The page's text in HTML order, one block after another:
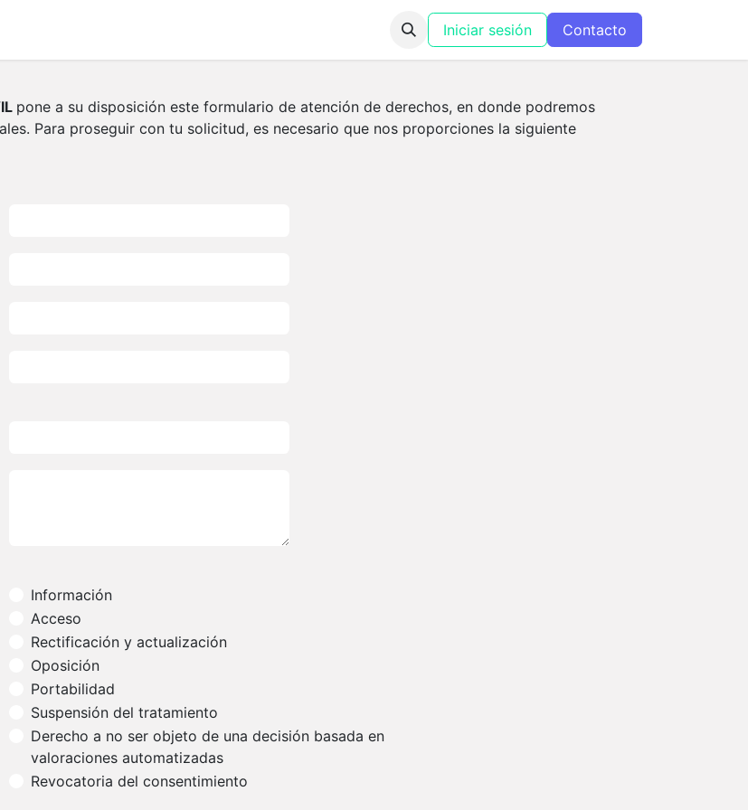
Iniciar sesión Contacto
pone a su disposición este formulario de atención de derechos, en donde podremos
Para proseguir con tu solicitud, es necesario que nos proporciones la siguiente
Información
Acceso
Rectificación y actualización
Oposición
Portabilidad
Suspensión del tratamiento
Derecho a no ser objeto de una decisión basada en
valoraciones automatizadas
Revocatoria del consentimiento